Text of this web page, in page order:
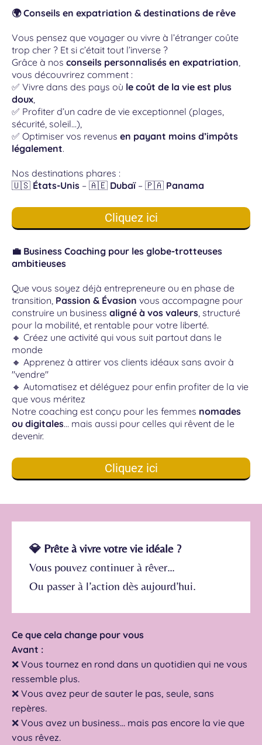
🌍 Conseils en expatriation & destinations de rêve
Vous pensez que voyager ou vivre à l’étranger coûte
trop cher ? Et si c’était tout l’inverse ?
Grâce à nos conseils personnalisés en expatriation
vous découvrirez comment :
✅ Vivre dans des pays où le coût de la vie est plus
doux
✅ Profiter d’un cadre de vie exceptionnel (plages,
sécurité, soleil…),
✅ Optimiser vos revenus en payant moins d’impôts
légalement.
Nos destinations phares :
🇺🇸 États-Unis – 🇦🇪 Dubaï– 🇵🇦 Panama
Cliquez ici
💼 Business Coaching pour les globe-trotteuses
ambitieuses
Que vous soyez déjà entrepreneure ou en phase de
transition, Passion & Évasion vous accompagne pour
construire un business aligné à vos valeurs , structuré
pour la mobilité, et rentable pour votre liberté.
🔸 Créez une activité qui vous suit partout dans le
monde
🔸 Apprenez à attirer vos clients idéaux sans avoir à
"vendre"
🔸 Automatisez et déléguez pour enfin profiter de la vie
que vous méritez
Notre coaching est conçu pour les femmes nomades
ou digitales… mais aussi pour celles qui rêvent de le
devenir.
Cliquez ici
💎 Prête à vivre votre vie idéale ?
Vous pouvez continuer à rêver…
Ou passer à l’action dès aujourd’hui.
Ce que cela change pour vous
Avant :
❌ Vous tournez en rond dans un quotidien qui ne vous
ressemble plus.
❌ Vous avez peur de sauter le pas, seule, sans
repères.
❌ Vous avez un business… mais pas encore la vie que
vous rêvez.